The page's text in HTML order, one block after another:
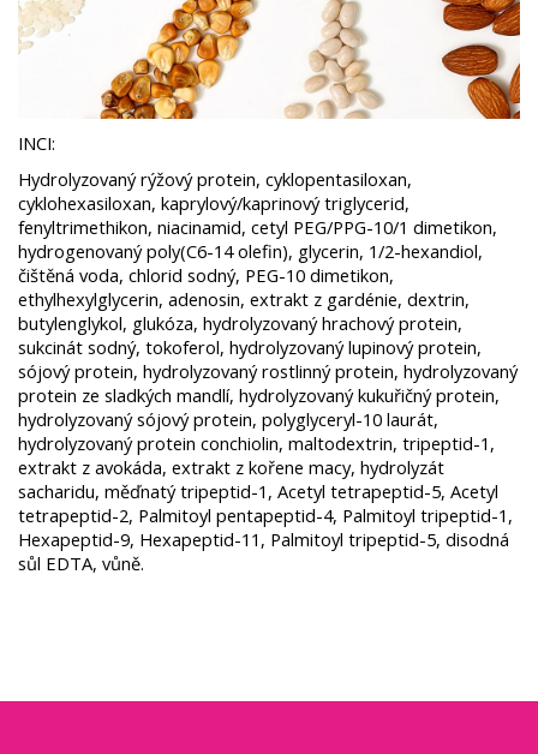
INCI:
Hydrolyzovaný rýžový protein, cyklopentasiloxan,
cyklohexasiloxan, kaprylový/kaprinový triglycerid,
fenyltrimethikon, niacinamid, cetyl PEG/PPG-10/1 dimetikon,
hydrogenovaný poly(C6-14 olefin), glycerin, 1/2-hexandiol,
čištěná voda, chlorid sodný, PEG-10 dimetikon,
ethylhexylglycerin, adenosin, extrakt z gardénie, dextrin,
butylenglykol, glukóza, hydrolyzovaný hrachový protein,
sukcinát sodný, tokoferol, hydrolyzovaný lupinový protein,
sójový protein, hydrolyzovaný rostlinný protein, hydrolyzovaný
protein ze sladkých mandlí, hydrolyzovaný kukuřičný protein,
hydrolyzovaný sójový protein, polyglyceryl-10 laurát,
hydrolyzovaný protein conchiolin, maltodextrin, tripeptid-1,
extrakt z avokáda, extrakt z kořene macy, hydrolyzát
sacharidu, měďnatý tripeptid-1, Acetyl tetrapeptid-5, Acetyl
tetrapeptid-2, Palmitoyl pentapeptid-4, Palmitoyl tripeptid-1,
Hexapeptid-9, Hexapeptid-11, Palmitoyl tripeptid-5, disodná
sůl EDTA, vůně.